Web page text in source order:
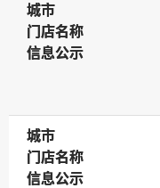
城市
城市
门店名称
门店名称
信息公示
信息公示
城市
城市
门店名称
门店名称
信息公示
信息公示